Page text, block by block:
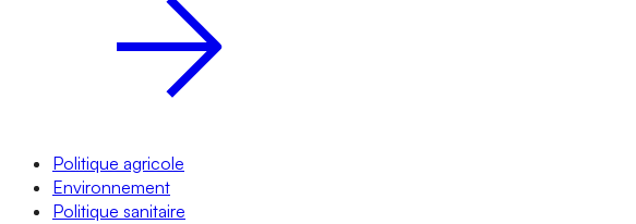
Politique agricole
Environnement
Politique sanitaire